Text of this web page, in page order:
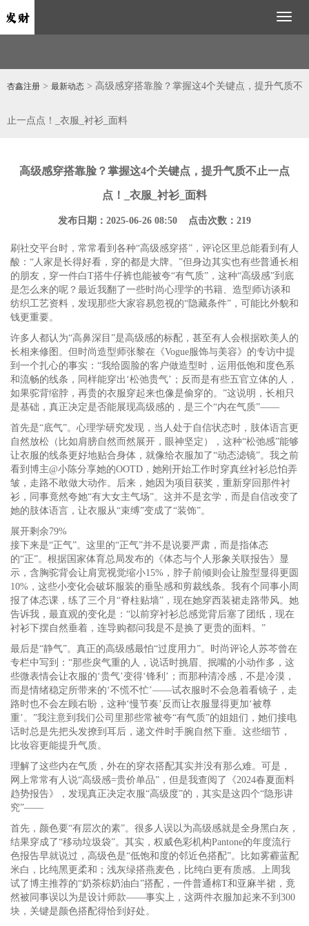
杏鑫注册 > 最新动态 > 高级感穿搭靠脸？掌握这4个关键点，提升气质不
止一点点！_衣服_衬衫_面料
高级感穿搭靠脸？掌握这4个关键点，提升气质不止一点
点！_衣服_衬衫_面料
发布日期：2025-06-26 08:50 点击次数：219
刷社交平台时，常常看到各种“高级感穿搭”，评论区里总能看到有人
酸：“人家是长得好看，穿的都是大牌。”但身边其实也有些普通长相
的朋友，穿一件白T搭牛仔裤也能被夸“有气质”，这种“高级感”到底
是怎么来的呢？最近我翻了一些时尚心理学的书籍、造型师访谈和
纺织工艺资料，发现那些大家容易忽视的“隐藏条件”，可能比外貌和
钱更重要。
许多人都认为“高鼻深目”是高级感的标配，甚至有人会根据欧美人的
长相来修图。但时尚造型师张黎在《Vogue服饰与美容》的专访中提
到一个扎心的事实：“我给圆脸的客户做造型时，运用低饱和度色系
和流畅的线条，同样能穿出‘松弛贵气’；反而是有些五官立体的人，
如果驼背缩脖，再贵的衣服穿起来也像是偷穿的。”这说明，长相只
是基础，真正决定是否能展现高级感的，是三个“内在气质”——
首先是“底气”。心理学研究发现，当人处于自信状态时，肢体语言更
自然放松（比如肩膀自然而然展开，眼神坚定），这种“松弛感”能够
让衣服的线条更好地贴合身体，就像给衣服加了“动态滤镜”。我之前
看到博主@小陈分享她的OOTD，她刚开始工作时穿真丝衬衫总怕弄
皱，走路不敢做大动作。后来，她因为项目获奖，重新穿回那件衬
衫，同事竟然夸她“有大女主气场”。这并不是玄学，而是自信改变了
她的肢体语言，让衣服从“束缚”变成了“装饰”。
展开剩余79%
接下来是“正气”。这里的“正气”并不是说要严肃，而是指体态
的“正”。根据国家体育总局发布的《体态与个人形象关联报告》显
示，含胸驼背会让肩宽视觉缩小15%，脖子前倾则会让脸型显得更圆
10%，这些小变化会破坏服装的垂坠感和剪裁线条。我有个同事小周
报了体态课，练了三个月“脊柱贴墙”，现在她穿西装裙走路带风。她
告诉我，最直观的变化是：“以前穿衬衫总感觉背后塞了团纸，现在
衬衫下摆自然垂着，连导购都问我是不是换了更贵的面料。”
最后是“静气”。真正的高级感最怕“过度用力”。时尚评论人苏芩曾在
专栏中写到：“那些戾气重的人，说话时挑眉、抿嘴的小动作多，这
些微表情会让衣服的‘贵气’变得‘锋利’；而那种清冷感，不是冷漠，
而是情绪稳定所带来的‘不慌不忙’——试衣服时不会急着看镜子，走
路时也不会左顾右盼，这种‘慢节奏’反而让衣服显得更加‘被尊
重’。”我注意到我们公司里那些常被夸“有气质”的姐姐们，她们接电
话时总是先把头发撩到耳后，递文件时手腕自然下垂。这些细节，
比妆容更能提升气质。
理解了这些内在气质，外在的穿衣搭配其实并没有那么难。可是，
网上常常有人说“高级感=贵价单品”，但是我查阅了《2024春夏面料
趋势报告》，发现真正决定衣服“高级度”的，其实是这四个“隐形讲
究”——
首先，颜色要“有层次的素”。很多人误以为高级感就是全身黑白灰，
结果穿成了“移动垃圾袋”。其实，权威色彩机构Pantone的年度流行
色报告早就说过，高级色是“低饱和度的邻近色搭配”。比如雾霾蓝配
米白，比纯黑更柔和；浅灰绿搭燕麦色，比纯白更有质感。上周我
试了博主推荐的“奶茶棕奶油白”搭配，一件普通棉T和亚麻半裙，竟
然被同事误以为是设计师款——事实上，这两件衣服加起来不到300
块，关键是颜色搭配得恰到好处。